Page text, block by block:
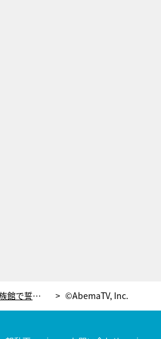
瀬戸利樹＆紺野彩夏、2人きりの水族館で誓いのキス！年下妻に「き、き、綺麗ですね」 ©AbemaTV, Inc.